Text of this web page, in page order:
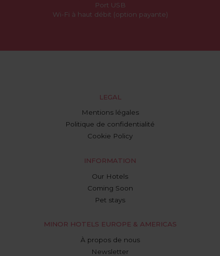
Port USB
Wi-Fi à haut débit (option payante)
LEGAL
Mentions légales
Politique de confidentialité
Cookie Policy
INFORMATION
Our Hotels
Coming Soon
Pet stays
MINOR HOTELS EUROPE & AMERICAS
À propos de nous
Newsletter